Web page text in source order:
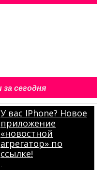
сегодня
У вас IPhone? Новое
приложение
«новостной
агрегатор» по
ссылке!
.